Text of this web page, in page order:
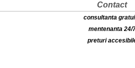
Contact
consultanta
mentenanta 24/
preturi